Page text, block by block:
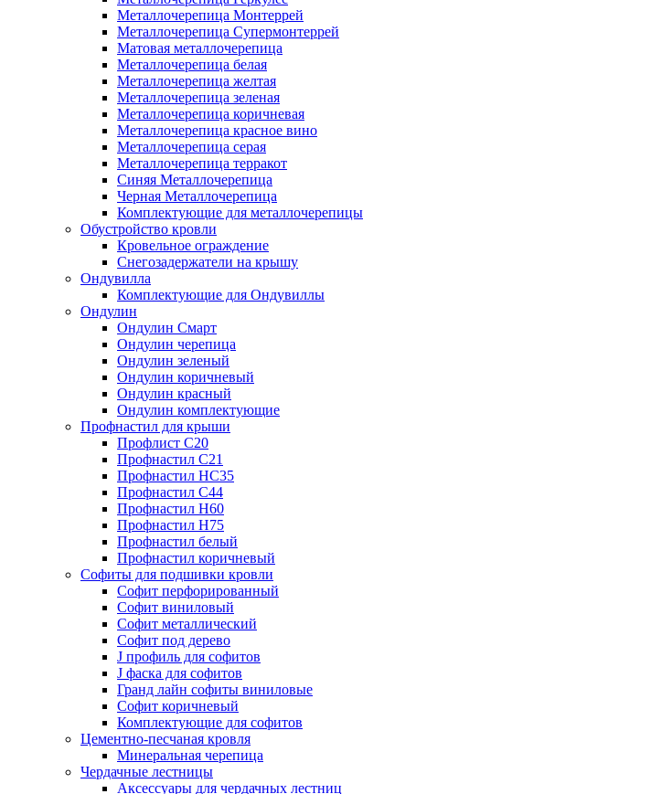
Металлочерепица Монтеррей
Металлочерепица Супермонтеррей
Матовая металлочерепица
Металлочерепица белая
Металлочерепица желтая
Металлочерепица зеленая
Металлочерепица коричневая
Металлочерепица красное вино
Металлочерепица серая
Металлочерепица терракот
Синяя Металлочерепица
Черная Металлочерепица
Комплектующие для металлочерепицы
Обустройство кровли
Кровельное ограждение
Снегозадержатели на крышу
Ондувилла
Комплектующие для Ондувиллы
Ондулин
Ондулин Смарт
Ондулин черепица
Ондулин зеленый
Ондулин коричневый
Ондулин красный
Ондулин комплектующие
Профнастил для крыши
Профлист С20
Профнастил С21
Профнастил НС35
Профнастил С44
Профнастил Н60
Профнастил Н75
Профнастил белый
Профнастил коричневый
Софиты для подшивки кровли
Cофит перфорированный
Софит виниловый
Софит металлический
Софит под дерево
J профиль для софитов
J фаска для софитов
Гранд лайн софиты виниловые
Софит коричневый
Комплектующие для софитов
Цементно-песчаная кровля
Минеральная черепица
Чердачные лестницы
Аксессуары для чердачных лестниц